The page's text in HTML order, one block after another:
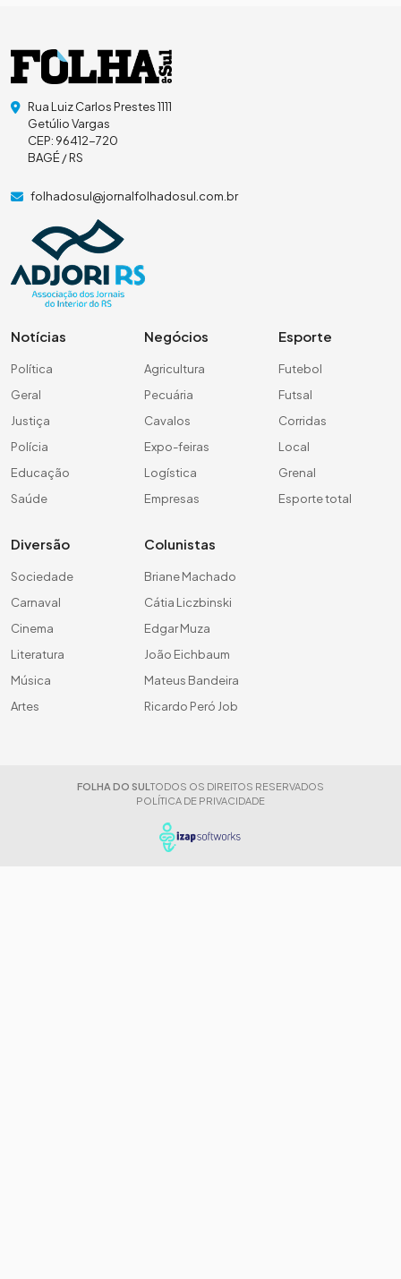
Rua Luiz Carlos Prestes 1111
Getúlio Vargas
CEP: 96412-720
BAGÉ / RS
folhadosul@jornalfolhadosul.com.br
Notícias
Política
Geral
Justiça
Polícia
Educação
Saúde
Negócios
Agricultura
Pecuária
Cavalos
Expo-feiras
Logística
Empresas
Esporte
Futebol
Futsal
Corridas
Local
Grenal
Esporte total
Diversão
Sociedade
Carnaval
Cinema
Literatura
Música
Artes
Colunistas
Briane Machado
Cátia Liczbinski
Edgar Muza
João Eichbaum
Mateus Bandeira
Ricardo Peró Job
FOLHA DO SUL TODOS OS DIREITOS RESERVADOS
POLÍTICA DE PRIVACIDADE